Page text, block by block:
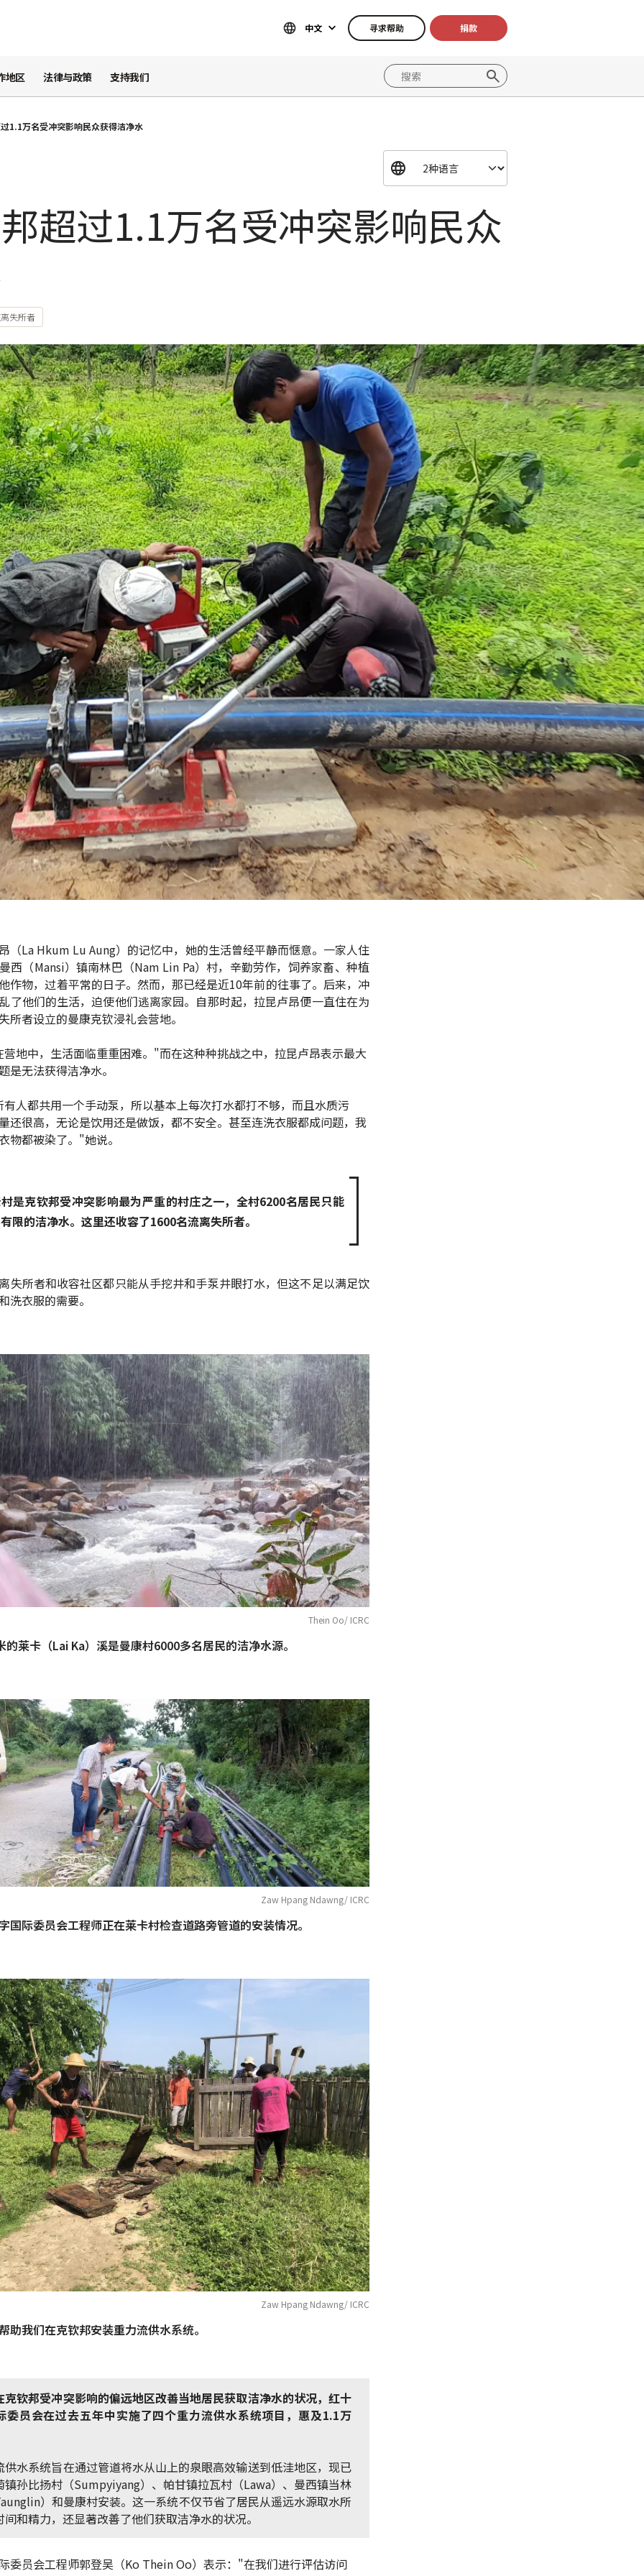
中文 寻求帮助 捐款
地区 法律与政策 支持我们
1.1万名受冲突影响民众获得洁净水
超过1.1万名受冲突影响民众
失所者
（La Hkum Lu Aung）的记忆中，她的生活曾经平静而惬意。一家人住
西（Mansi）镇南林巴（Nam Lin Pa）村，辛勤劳作，饲养家畜、种植
作物，过着平常的日子。然而，那已经是近10年前的往事了。后来，冲
了他们的生活，迫使他们逃离家园。自那时起，拉昆卢昂便一直住在为
所者设立的曼康克钦浸礼会营地。
地中，生活面临重重困难。"而在这种种挑战之中，拉昆卢昂表示最大
是无法获得洁净水。
人都共用一个手动泵，所以基本上每次打水都打不够，而且水质污
还很高，无论是饮用还是做饭，都不安全。甚至连洗衣服都成问题，我
物都被染了。"她说。
是克钦邦受冲突影响最为严重的村庄之一，全村6200名居民只能
限的洁净水。这里还收容了1600名流离失所者。
失所者和收容社区都只能从手挖井和手泵井眼打水，但这不足以满足饮
洗衣服的需要。
Thein Oo/ ICRC
的莱卡（Lai Ka）溪是曼康村6000多名居民的洁净水源。
Zaw Hpang Ndawng/ ICRC
国际委员会工程师正在莱卡村检查道路旁管道的安装情况。
Zaw Hpang Ndawng/ ICRC
助我们在克钦邦安装重力流供水系统。
克钦邦受冲突影响的偏远地区改善当地居民获取洁净水的状况，红十
委员会在过去五年中实施了四个重力流供水系统项目，惠及1.1万
供水系统旨在通过管道将水从山上的泉眼高效输送到低洼地区，现已
镇孙比扬村（Sumpyiyang）、帕甘镇拉瓦村（Lawa）、曼西镇当林
）和曼康村安装。这一系统不仅节省了居民从遥远水源取水所
间和精力，还显著改善了他们获取洁净水的状况。
委员会工程师郭登吴（Ko Thein Oo）表示："在我们进行评估访问